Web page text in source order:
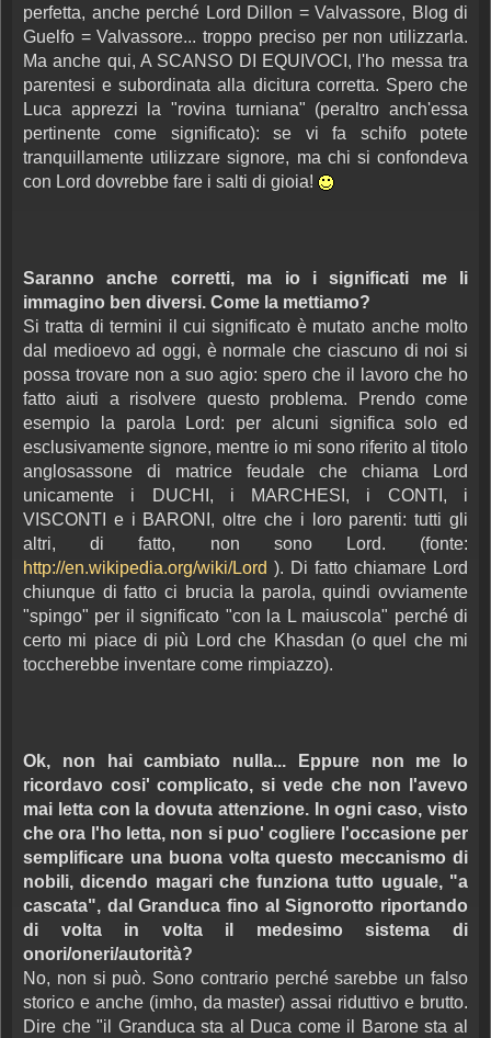
perfetta, anche perché Lord Dillon = Valvassore, Blog di
Guelfo = Valvassore... troppo preciso per non utilizzarla.
Ma anche qui, A SCANSO DI EQUIVOCI, l'ho messa tra
parentesi e subordinata alla dicitura corretta. Spero che
Luca apprezzi la "rovina turniana" (peraltro anch'essa
pertinente come significato): se vi fa schifo potete
tranquillamente utilizzare signore, ma chi si confondeva
con Lord dovrebbe fare i salti di gioia!
Saranno anche corretti, ma io i significati me li
immagino ben diversi. Come la mettiamo?
Si tratta di termini il cui significato è mutato anche molto
dal medioevo ad oggi, è normale che ciascuno di noi si
possa trovare non a suo agio: spero che il lavoro che ho
fatto aiuti a risolvere questo problema. Prendo come
esempio la parola Lord: per alcuni significa solo ed
esclusivamente signore, mentre io mi sono riferito al titolo
anglosassone di matrice feudale che chiama Lord
unicamente i DUCHI, i MARCHESI, i CONTI, i
VISCONTI e i BARONI, oltre che i loro parenti: tutti gli
altri, di fatto, non sono Lord. (fonte:
http://en.wikipedia.org/wiki/Lord ). Di fatto chiamare Lord
chiunque di fatto ci brucia la parola, quindi ovviamente
"spingo" per il significato "con la L maiuscola" perché di
certo mi piace di più Lord che Khasdan (o quel che mi
toccherebbe inventare come rimpiazzo).
Ok, non hai cambiato nulla... Eppure non me lo
ricordavo cosi' complicato, si vede che non l'avevo
mai letta con la dovuta attenzione. In ogni caso, visto
che ora l'ho letta, non si puo' cogliere l'occasione per
semplificare una buona volta questo meccanismo di
nobili, dicendo magari che funziona tutto uguale, "a
cascata", dal Granduca fino al Signorotto riportando
di volta in volta il medesimo sistema di
onori/oneri/autorità?
No, non si può. Sono contrario perché sarebbe un falso
storico e anche (imho, da master) assai riduttivo e brutto.
Dire che "il Granduca sta al Duca come il Barone sta al